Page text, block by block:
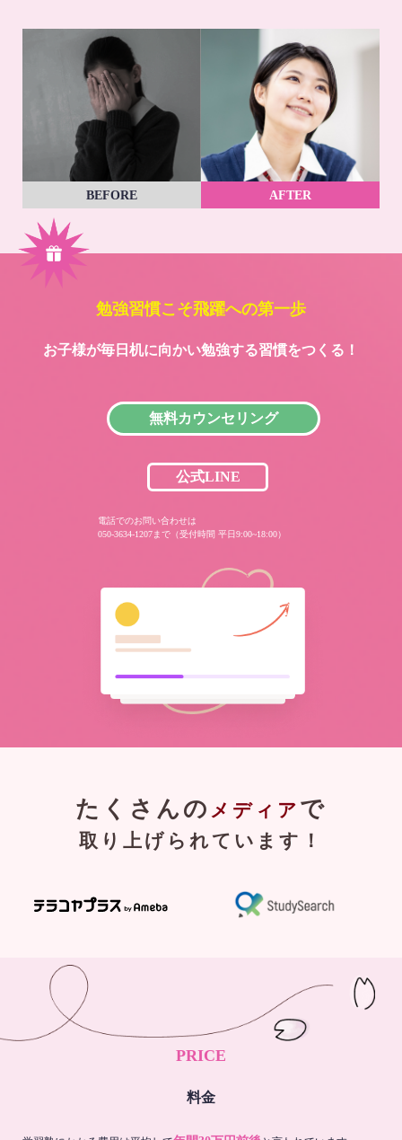
BEFORE AFTER
勉強習慣こそ飛躍への第一歩
お子様が毎日机に向かい勉強する習慣をつくる！
無料カウンセリング
公式LINE
電話でのお問い合わせは
050-3634-1207まで（受付時間 平日9:00~18:00）
たくさんの メディア で
取り上げられています！
PRICE
料金